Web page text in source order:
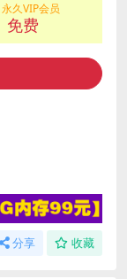
永久VIP会员
免费
分享 收藏